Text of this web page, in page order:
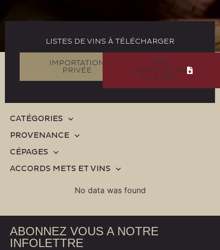
LISTES DE VINS À TÉLÉCHARGER
IMPORTATION
PRIVÉE
VINS
DISPONIBLES
À LA SAQ
CATÉGORIES
PROVENANCE
CÉPAGES
ACCORDS METS ET VINS
No data was found
ABONNEZ VOUS A NOTRE
INFOLETTRE